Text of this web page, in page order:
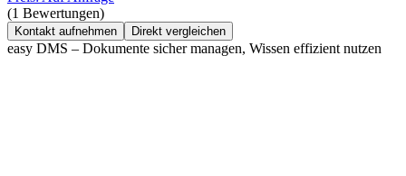
(1 Bewertungen)
Kontakt aufnehmen Direkt vergleichen
easy DMS – Dokumente sicher managen, Wissen effizient nutzen